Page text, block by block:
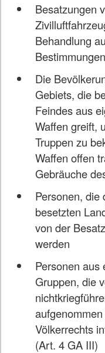
Besatzungen
Behandlung
Die
Gebiets, die
Feindes aus
Waffen greift,
Truppen zu
Waffen offen
Gebräuche
Personen, die
besetzten
von der
werden
Personen aus
Gruppen, die
Völkerrechts
(Art. 4 GA III)